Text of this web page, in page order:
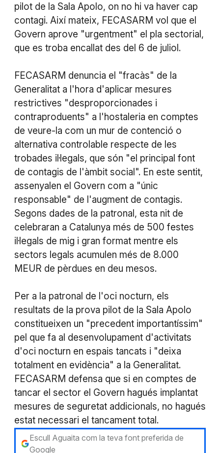
pilot de la Sala Apolo, on no hi va haver cap
contagi. Així mateix, FECASARM vol que el
Govern aprove "urgentment" el pla sectorial,
que es troba encallat des del 6 de juliol.
FECASARM denuncia el "fracàs" de la
Generalitat a l'hora d'aplicar mesures
restrictives "desproporcionades i
contraproduents" a l'hostaleria en comptes
de veure-la com un mur de contenció o
alternativa controlable respecte de les
trobades il·legals, que són "el principal font
de contagis de l'àmbit social". En este sentit,
assenyalen el Govern com a "únic
responsable" de l'augment de contagis.
Segons dades de la patronal, esta nit de
celebraran a Catalunya més de 500 festes
il·legals de mig i gran format mentre els
sectors legals acumulen més de 8.000
MEUR de pèrdues en deu mesos.
Per a la patronal de l'oci nocturn, els
resultats de la prova pilot de la Sala Apolo
constitueixen un "precedent importantíssim"
pel que fa al desenvolupament d'activitats
d'oci nocturn en espais tancats i "deixa
totalment en evidència" a la Generalitat.
FECASARM defensa que si en comptes de
tancar el sector el Govern hagués implantat
mesures de seguretat addicionals, no hagués
estat necessari el tancament total.
Escull Aguaita com la teva font preferida de
Google